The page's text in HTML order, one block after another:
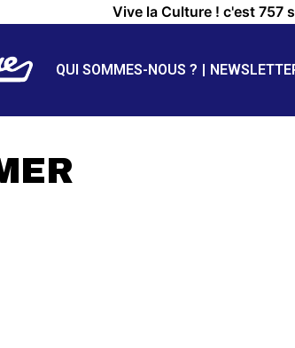
Vive la Culture ! c'est 757
QUI SOMMES-NOUS ?